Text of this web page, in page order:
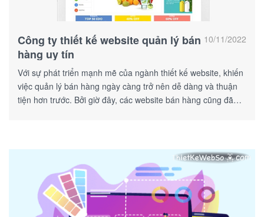
10/11/2022
Công ty thiết kế website quản lý bán
hàng uy tín
Với sự phát triển mạnh mẽ của ngành thiết kế website, khiến
việc quản lý bán hàng ngày càng trở nên dễ dàng và thuận
tiện hơn trước. Bởi giờ đây, các website bán hàng cũng đã